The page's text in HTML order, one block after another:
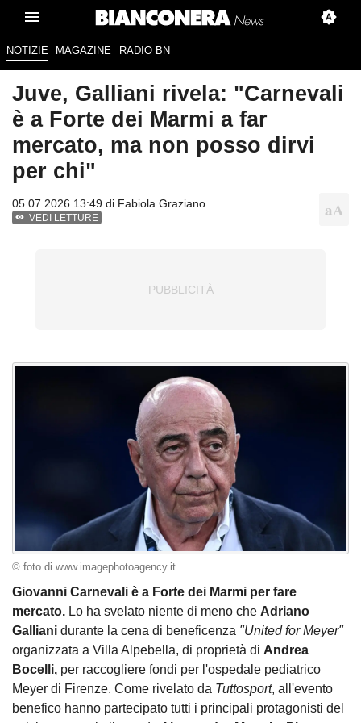
NOTIZIE MAGAZINE RADIO BN
Juve, Galliani rivela: "Carnevali
è a Forte dei Marmi a far
mercato, ma non posso dirvi
per chi"
05.07.2026 13:49 di Fabiola Graziano
VEDI LETTURE
© foto di www.imagephotoagency.it
Giovanni Carnevali è a Forte dei Marmi per fare
mercato. Lo ha svelato niente di meno che Adriano
Galliani durante la cena di beneficenza "United for Meyer"
organizzata a Villa Alpebella, di proprietà di Andrea
Bocelli, per raccogliere fondi per l'ospedale pediatrico
Meyer di Firenze. Come rivelato da Tuttosport, all'evento
benefico hanno partecipato tutti i principali protagonisti del